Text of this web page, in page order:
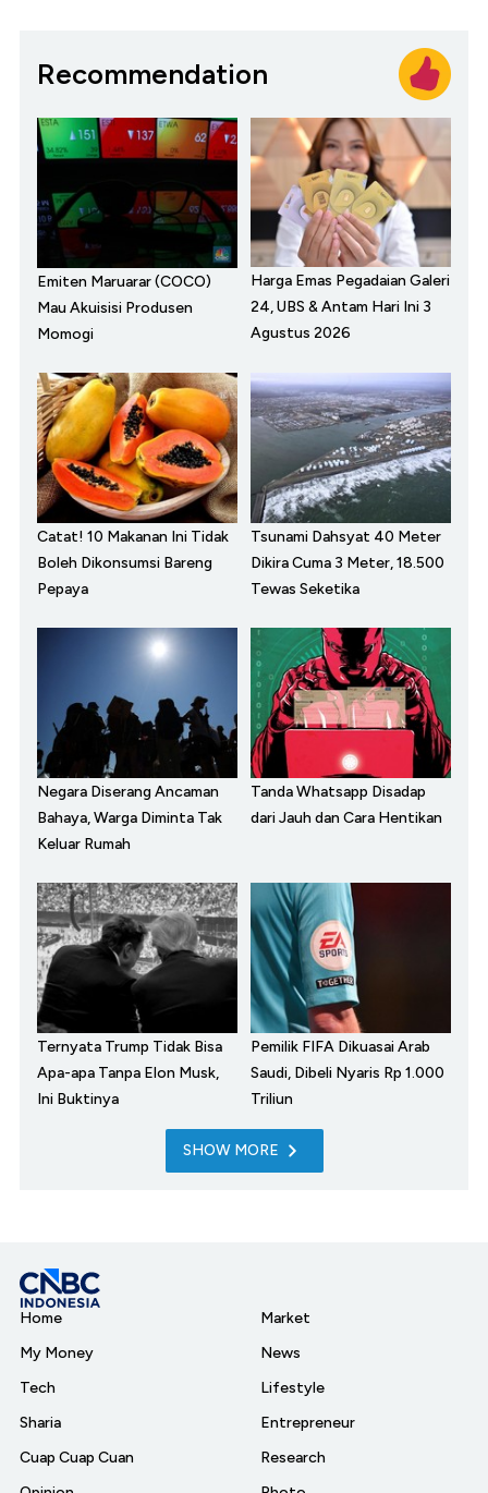
Recommendation
Emiten Maruarar (COCO)
Mau Akuisisi Produsen
Momogi
Harga Emas Pegadaian Galeri
24, UBS & Antam Hari Ini 3
Agustus 2026
Catat! 10 Makanan Ini Tidak
Boleh Dikonsumsi Bareng
Pepaya
Tsunami Dahsyat 40 Meter
Dikira Cuma 3 Meter, 18.500
Tewas Seketika
Negara Diserang Ancaman
Bahaya, Warga Diminta Tak
Keluar Rumah
Tanda Whatsapp Disadap
dari Jauh dan Cara Hentikan
Ternyata Trump Tidak Bisa
Apa-apa Tanpa Elon Musk,
Ini Buktinya
Pemilik FIFA Dikuasai Arab
Saudi, Dibeli Nyaris Rp 1.000
Triliun
SHOW MORE
Home
My Money
Tech
Sharia
Cuap Cuap Cuan
Market
News
Lifestyle
Entrepreneur
Research